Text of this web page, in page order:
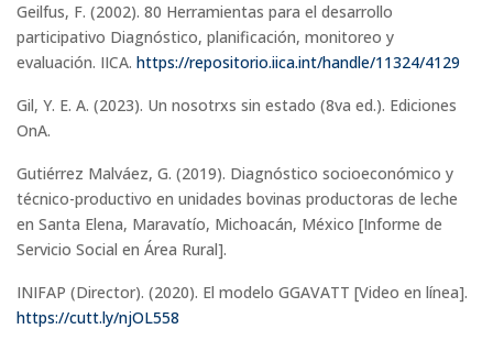
Geilfus, F. (2002). 80 Herramientas para el desarrollo
participativo Diagnóstico, planificación, monitoreo y
evaluación. IICA. https://repositorio.iica.int/handle/11324/4129
Gil, Y. E. A. (2023). Un nosotrxs sin estado (8va ed.). Ediciones
OnA.
Gutiérrez Malváez, G. (2019). Diagnóstico socioeconómico y
técnico-productivo en unidades bovinas productoras de leche
en Santa Elena, Maravatío, Michoacán, México [Informe de
Servicio Social en Área Rural].
INIFAP (Director). (2020). El modelo GGAVATT [Video en línea].
https://cutt.ly/njOL558